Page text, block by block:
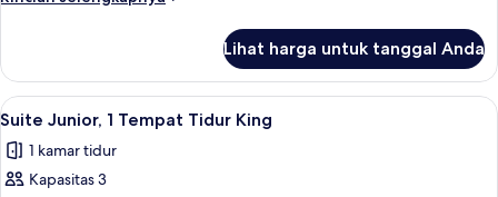
Bed
Junior
Suite,
1
Bed
Lihat harga untuk tanggal Anda
Lihat
semua
foto
untuk
Suite Junior, 1 Tempat Tidur King |
6
Suite Junior, 1 Tempat Tidur King
1 kamar tidur
Kapasitas 3